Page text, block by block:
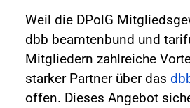
Weil die DPolG
dbb beamtenbund und
Mitgliedern zahlreiche
starker Partner über das
offen. Dieses Angebot